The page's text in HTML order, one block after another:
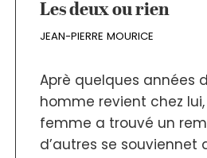
Les deux ou rien
JEAN-PIERRE MOURICE
Aprè quelques années
homme revient chez
femme a trouvé un
d’autres se souviennet